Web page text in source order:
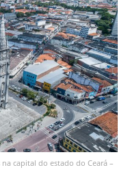
capital do estado do Ceará –